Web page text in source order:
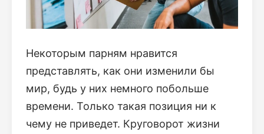
Некоторым парням нравится
представлять, как они изменили бы
мир, будь у них немного побольше
времени. Только такая позиция ни к
чему не приведет. Круговорот жизни